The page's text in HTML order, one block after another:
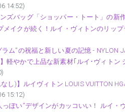
14:52)
ンズバッグ「ショッパー・トート」の新
メイクが続く！ルイ・ヴィトンのリッ
ム”の祝福と新しい夏の記憶 - NYLON
軽やかで上品な新素材｢ルイ･ヴィト
なし)】ルイヴィトン LOUIS VUITTON
15:12)
っぽい”デザインがカッコいい！ ルイ